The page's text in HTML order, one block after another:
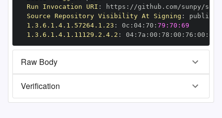
Run Invocation URI : https :
Source Repository Visibility At Signing :
1.3.6.1.4.1.57264.1.23 : 0c : 04: 70 : 79:70:69
1.3.6.1.4.1.11129.2.4.2 : 04: 7a : 00 : 78 : 00 : 76 : 00 : dd
Raw Body
Verification